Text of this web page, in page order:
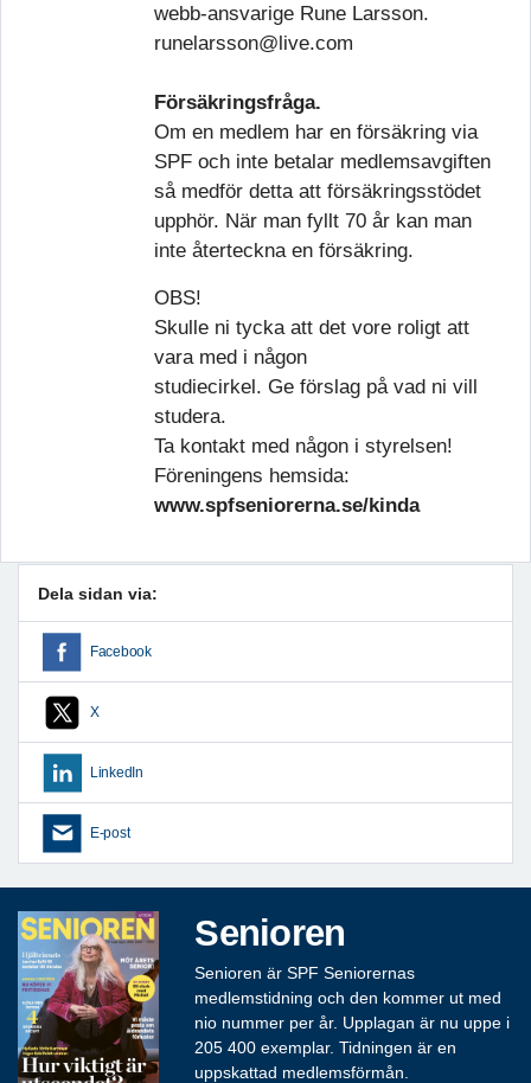
webb-ansvarige Rune Larsson.
runelarsson@live.com
Försäkringsfråga.
Om en medlem har en försäkring via
SPF och inte betalar medlemsavgiften
så medför detta att försäkringsstödet
upphör. När man fyllt 70 år kan man
inte återteckna en försäkring.
OBS!
Skulle ni tycka att det vore roligt att
vara med i någon
studiecirkel. Ge förslag på vad ni vill
studera.
Ta kontakt med någon i styrelsen!
Föreningens hemsida:
www.spfseniorerna.se/kinda
Dela sidan via:
Facebook
X
LinkedIn
E-post
Senioren
Senioren är SPF Seniorernas
medlemstidning och den kommer ut med
nio nummer per år. Upplagan är nu uppe i
205 400 exemplar. Tidningen är en
uppskattad medlemsförmån.